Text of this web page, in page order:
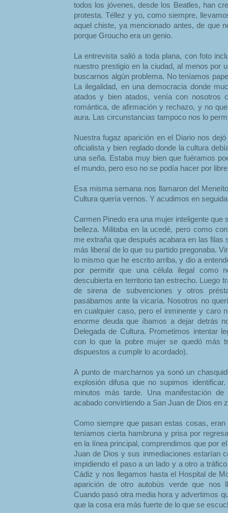
todos los jóvenes, desde los Beatles, han
protesta. Téllez y yo, como siempre,
aquel chiste, ya mencionado antes, de que
porque Groucho era un genio.
La entrevista salió a toda plana, con foto
nuestro prestigio en la ciudad, al menos por
buscarnos algún problema. No teníamos
La ilegalidad, en una democracia donde
atados y bien atados, venía con nosotros
romántica, de afirmación y rechazo, y no
aura. Las circunstancias tampoco nos lo
Nuestra fugaz aparición en el Diario nos
oficialista y bien reglado donde la cultura
una seña. Estaba muy bien que fuéramos
el mundo, pero eso no se podía hacer por
Esa misma semana nos llamaron del
Cultura quería vernos. Y acudimos en
Carmen Pinedo era una mujer inteligente que
belleza. Militaba en la ucedé, pero como
me extraña que después acabara en las filas
más liberal de lo que su partido pregonaba.
lo mismo que he escrito arriba, y dio a
por permitir que una célula ilegal como
descubierta en territorio tan estrecho. Luego
de sirena de subvenciones y otros
pasábamos ante la vicaría. Nosotros no
en cualquier caso, pero el inminente y caro
enorme deuda que íbamos a dejar detrás
Delegada de Cultura. Prometimos intentar
con lo que la pobre mujer se quedó más
dispuestos a cumplir lo acordado).
A punto de marcharnos ya sonó un
explosión difusa que no supimos
minutos más tarde. Una manifestación
acabado convirtiendo a San Juan de Dios en
Como siempre que pasan estas cosas,
teníamos cierta hambruna y prisa por
en la línea principal, comprendimos que por
Juan de Dios y sus inmediaciones estarían
impidiendo el paso a un lado y a otro a
Cádiz y nos llegamos hasta el Hospital de
aparición de otro autobús verde que nos
Cuando pasó otra media hora y advertimos
que la cosa era más fuerte de lo que se